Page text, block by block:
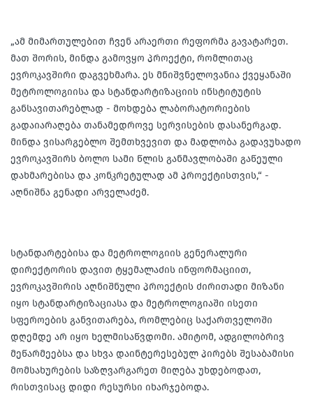
„ამ მიმართულებით ჩვენ არაერთი რეფორმა გავატარეთ.
მათ შორის, მინდა გამოვყო პროექტი, რომლითაც
ევროკავშირი დაგვეხმარა. ეს მნიშვნელოვანია ქვეყანაში
მეტროლოგიისა და სტანდარტიზაციის ინსტიტუტის
განსავითარებლად - მოხდება ლაბორატორიების
გადაიარაღება თანამედროვე სერვისების დასანერგად.
მინდა ვისარგებლო შემთხვევით და მადლობა გადავუხადო
ევროკავშირს ბოლო სამი წლის განმავლობაში გაწეული
დახმარებისა და კონკრეტულად ამ პროექტისთვის,“ -
აღნიშნა გენადი არველაძემ.
სტანდარტებისა და მეტროლოგიის გენერალური
დირექტორის დავით ტყემალაძის ინფორმაციით,
ევროკავშირის აღნიშნული პროექტის ძირითადი მიზანი
იყო სტანდარტიზაციასა და მეტროლოგიაში ისეთი
სფეროების განვითარება, რომლებიც საქართველოში
დღემდე არ იყო ხელმისაწვდომი. ამიტომ, ადგილობრივ
მეწარმეებსა და სხვა დაინტერესებულ პირებს შესაბამისი
მომსახურების საზღვარგარეთ მიღება უხდებოდათ,
რისთვისაც დიდი რესურსი იხარჯებოდა.